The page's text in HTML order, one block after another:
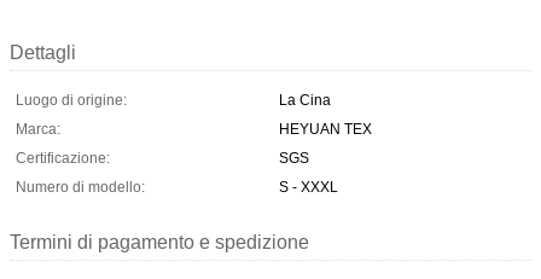
Dettagli
Luogo di origine:
La Cina
Marca:
HEYUAN TEX
Certificazione:
SGS
Numero di modello:
S - XXXL
Termini di pagamento e spedizione